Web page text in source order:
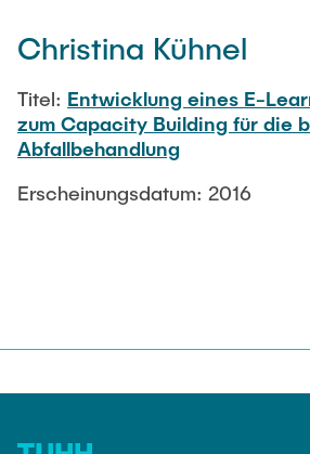
Christina Kühnel
Titel: Entwicklung eines E-
zum Capacity Building für die
Abfallbehandlung
Erscheinungsdatum: 2016